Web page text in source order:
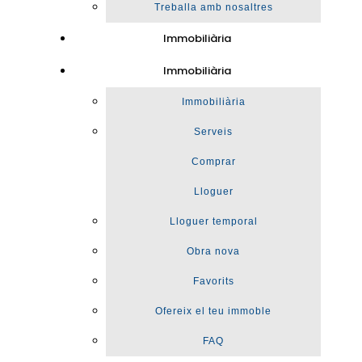
Treballa amb nosaltres
Immobiliària
Immobiliària
Immobiliària
Serveis
Comprar
Lloguer
Lloguer temporal
Obra nova
Favorits
Ofereix el teu immoble
FAQ